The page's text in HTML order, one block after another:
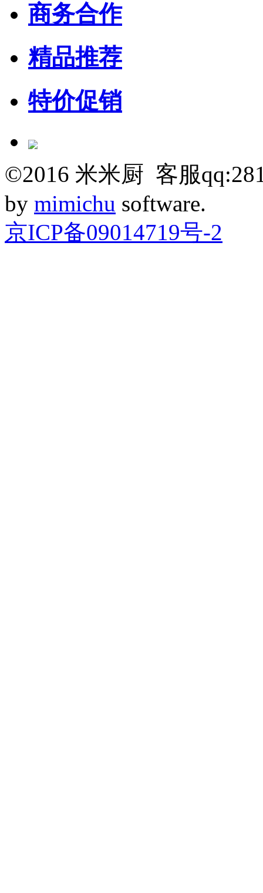
商务合作
精品推荐
特价促销
©2016 米米厨 客服
by mimichu software.
京ICP备09014719号-2